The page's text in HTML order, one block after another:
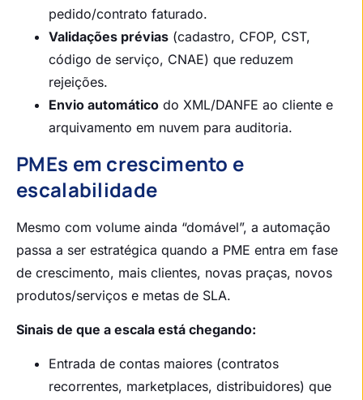
pedido/contrato faturado.
Validações prévias (cadastro, CFOP, CST,
código de serviço, CNAE) que reduzem
rejeições.
Envio automático do XML/DANFE ao cliente e
arquivamento em nuvem para auditoria.
PMEs em crescimento e
escalabilidade
Mesmo com volume ainda “domável”, a automação
passa a ser estratégica quando a PME entra em fase
de crescimento, mais clientes, novas praças, novos
produtos/serviços e metas de SLA.
Sinais de que a escala está chegando:
Entrada de contas maiores (contratos
recorrentes, marketplaces, distribuidores) que